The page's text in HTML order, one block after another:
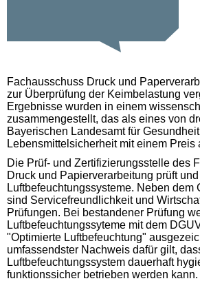
Fachausschuss Druck und
zur Überprüfung der Keimbelastung
Ergebnisse wurden in einem
zusammengestellt, das als eines von
Bayerischen Landesamt für
Lebensmittelsicherheit mit einem Preis
Die Prüf- und Zertifizierungsstelle des
Druck und Papierverarbeitung prüft
Luftbefeuchtungssysteme. Neben dem
sind Servicefreundlichkeit und
Prüfungen. Bei bestandener Prüfung
Luftbefeuchtungssyteme mit dem
"Optimierte Luftbefeuchtung"
umfassendster Nachweis dafür gilt,
Luftbefeuchtungssystem dauerhaft
funktionssicher betrieben werden kann.